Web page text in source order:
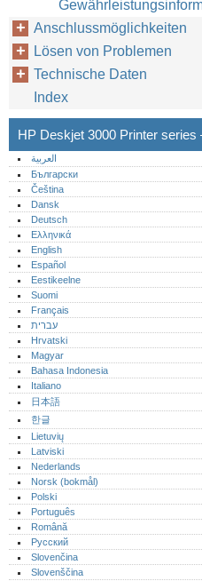
Anschlussmöglichkeiten
Lösen von Problemen
Technische Daten
Index
HP Deskjet 3000 Printer series
العربية
Български
Čeština
Dansk
Deutsch
Ελληνικά
English
Español
Eestikeelne
Suomi
Français
עברית
Hrvatski
Magyar
Bahasa Indonesia
Italiano
日本語
한글
Lietuvių
Latviski
Nederlands
Norsk (bokmål)‎
Polski
Português‎
Română
Русский
Slovenčina
Slovenščina